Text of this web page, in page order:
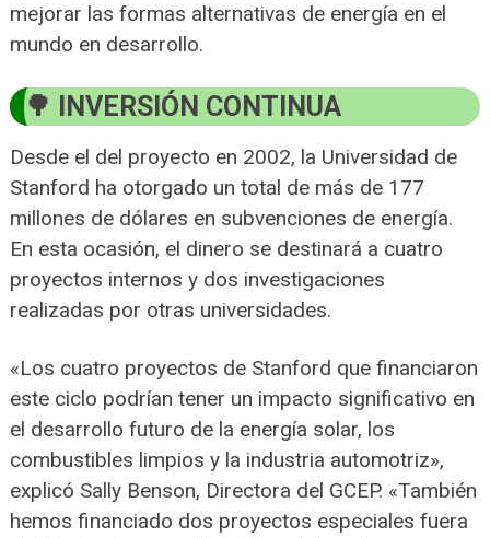
mejorar las formas alternativas de energía en el
mundo en desarrollo.
INVERSIÓN CONTINUA
Desde el del proyecto en 2002, la Universidad de
Stanford ha otorgado un total de más de 177
millones de dólares en subvenciones de energía.
En esta ocasión, el dinero se destinará a cuatro
proyectos internos y dos investigaciones
realizadas por otras universidades.
«Los cuatro proyectos de Stanford que financiaron
este ciclo podrían tener un impacto significativo en
el desarrollo futuro de la energía solar, los
combustibles limpios y la industria automotriz»,
explicó Sally Benson, Directora del GCEP. «También
hemos financiado dos proyectos especiales fuera